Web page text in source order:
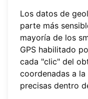
Los datos de
parte más
mayoría de los
GPS habilitado
cada "clic" del
coordenadas a
precisas dentro